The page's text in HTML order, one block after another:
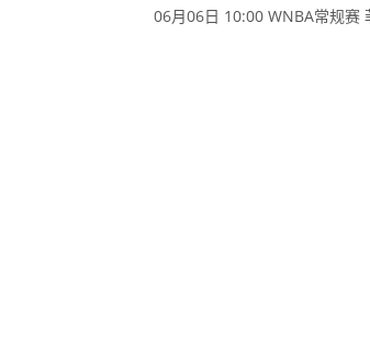
06月06日 10:00 WNBA常规赛